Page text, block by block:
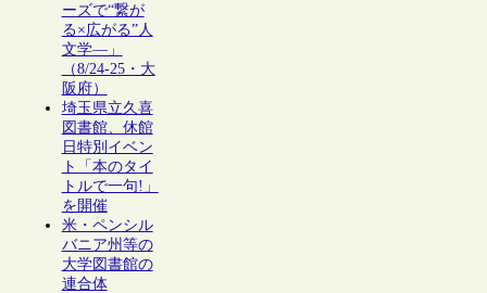
ーズで“繋が
る×広がる”人
文学―」
（8/24-25・大
阪府）
埼玉県立久喜
図書館、休館
日特別イベン
ト「本のタイ
トルで一句!」
を開催
米・ペンシル
バニア州等の
大学図書館の
連合体